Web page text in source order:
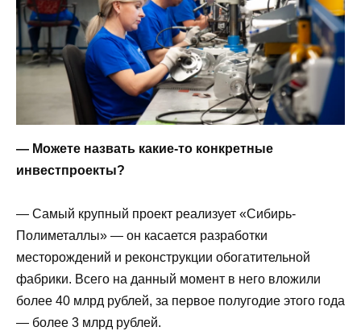
— Можете назвать какие-то конкретные
инвестпроекты?
— Самый крупный проект реализует «Сибирь-
Полиметаллы» — он касается разработки
месторождений и реконструкции обогатительной
фабрики. Всего на данный момент в него вложили
более 40 млрд рублей, за первое полугодие этого года
— более 3 млрд рублей.